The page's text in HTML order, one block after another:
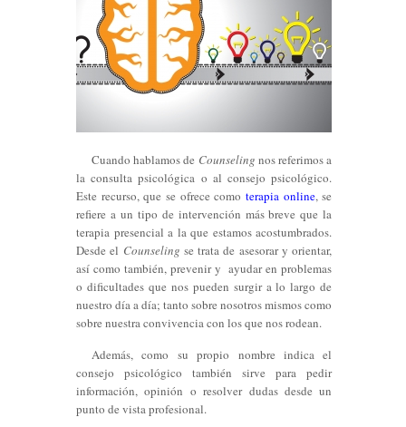
Cuando hablamos de Counseling nos referimos a
la consulta psicológica o al consejo psicológico.
Este recurso, que se ofrece como terapia online, se
refiere a un tipo de intervención más breve que la
terapia presencial a la que estamos acostumbrados.
Desde el Counseling se trata de asesorar y orientar,
así como también, prevenir y ayudar en problemas
o dificultades que nos pueden surgir a lo largo de
nuestro día a día; tanto sobre nosotros mismos como
sobre nuestra convivencia con los que nos rodean.
Además, como su propio nombre indica el
consejo psicológico también sirve para pedir
información, opinión o resolver dudas desde un
punto de vista profesional.